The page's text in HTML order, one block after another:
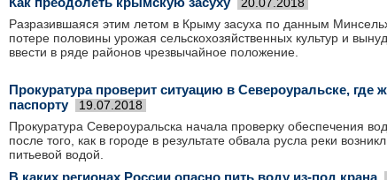
20.07.2018
Разразившаяся этим летом в Крыму засуха по данным
потере половины урожая сельскохозяйственных культур и
ввести в ряде районов чрезвычайное положение.
Прокуратура проверит ситуацию в Североуральске,
паспорту
19.07.2018
Прокуратура Североуральска начала проверку обеспечения
после того, как в городе в результате обвала русла реки
питьевой водой.
В каких регионах России опасно пить воду из-под крана